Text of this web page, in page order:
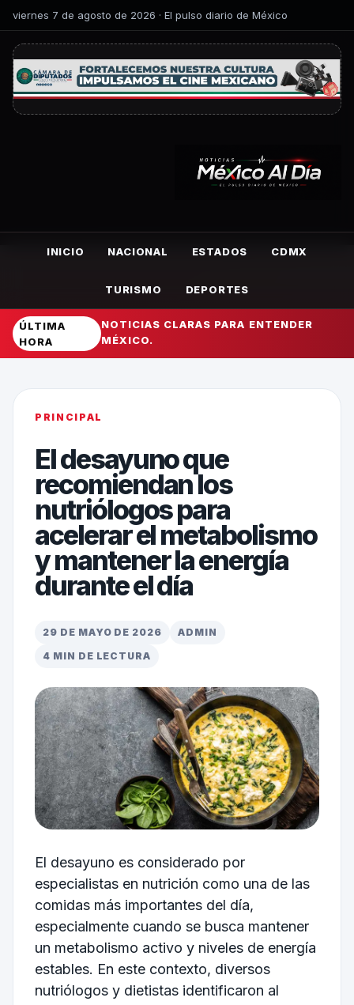
viernes 7 de agosto de 2026 · El pulso diario de México
INICIO NACIONAL ESTADOS CDMX
TURISMO DEPORTES
ÚLTIMA
HORA
NOTICIAS CLARAS PARA ENTENDER
MÉXICO.
PRINCIPAL
El desayuno que
recomiendan los
nutriólogos para
acelerar el metabolismo
y mantener la energía
durante el día
29 DE MAYO DE 2026
ADMIN
4 MIN DE LECTURA
El desayuno es considerado por
especialistas en nutrición como una de las
comidas más importantes del día,
especialmente cuando se busca mantener
un metabolismo activo y niveles de energía
estables. En este contexto, diversos
nutriólogos y dietistas identificaron al